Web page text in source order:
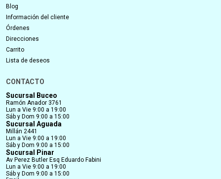
Blog
Información del cliente
Órdenes
Direcciones
Carrito
Lista de deseos
CONTACTO
Sucursal Buceo
Ramón Anador 3761
Lun a Vie 9:00 a 19:00
Sáb y Dom 9:00 a 15:00
Sucursal Aguada
Millán 2441
Lun a Vie 9:00 a 19:00
Sáb y Dom 9:00 a 15:00
Sucursal Pinar
Av Perez Butler Esq Eduardo Fabini
Lun a Vie 9:00 a 19:00
Sáb y Dom 9:00 a 15:00